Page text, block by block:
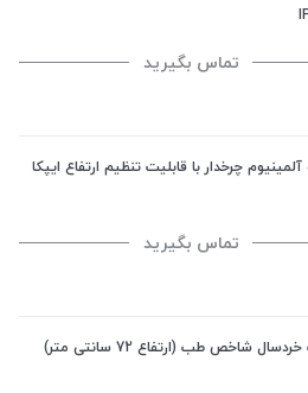
تماس بگیرید
آلمینیوم چرخدار با قابلیت تنظیم ارتفاع ایپکا
تماس بگیرید
شاخص طب (ارتفاع 72 سانتی متر)